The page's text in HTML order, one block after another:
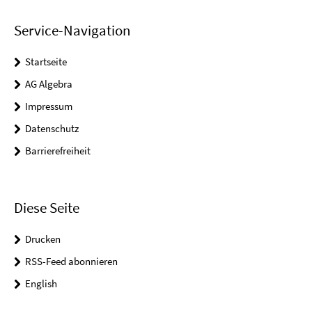
Service-Navigation
Startseite
AG Algebra
Impressum
Datenschutz
Barrierefreiheit
Diese Seite
Drucken
RSS-Feed abonnieren
English